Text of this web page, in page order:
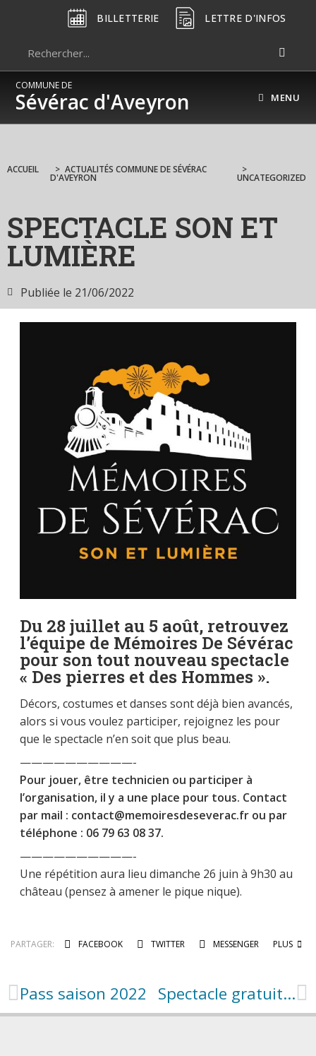
BILLETTERIE LETTRE D'INFOS
COMMUNE DE
Sévérac d'Aveyron MENU
ACCUEIL > ACTUALITÉS COMMUNE DE SÉVÉRAC
D'AVEYRON
>
UNCATEGORIZED
SPECTACLE SON ET
LUMIÈRE
Publiée le 21/06/2022
Du 28 juillet au 5 août, retrouvez
l’équipe de Mémoires De Sévérac
pour son tout nouveau spectacle
« Des pierres et des Hommes ».
Décors, costumes et danses sont déjà bien avancés,
alors si vous voulez participer, rejoignez les pour
que le spectacle n’en soit que plus beau.
——————————-
Pour jouer, être technicien ou participer à
l’organisation, il y a une place pour tous. Contact
par mail : contact@memoiresdeseverac.fr ou par
téléphone : 06 79 63 08 37.
——————————-
Une répétition aura lieu dimanche 26 juin à 9h30 au
château (pensez à amener le pique nique).
PARTAGER: FACEBOOK TWITTER MESSENGER PLUS
Pass saison 2022 Spectacle gratuit « Ca va valser »